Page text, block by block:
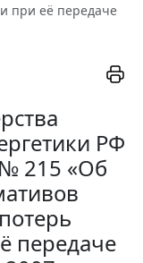
при её передаче
РФ
№ 215 «Об
передаче